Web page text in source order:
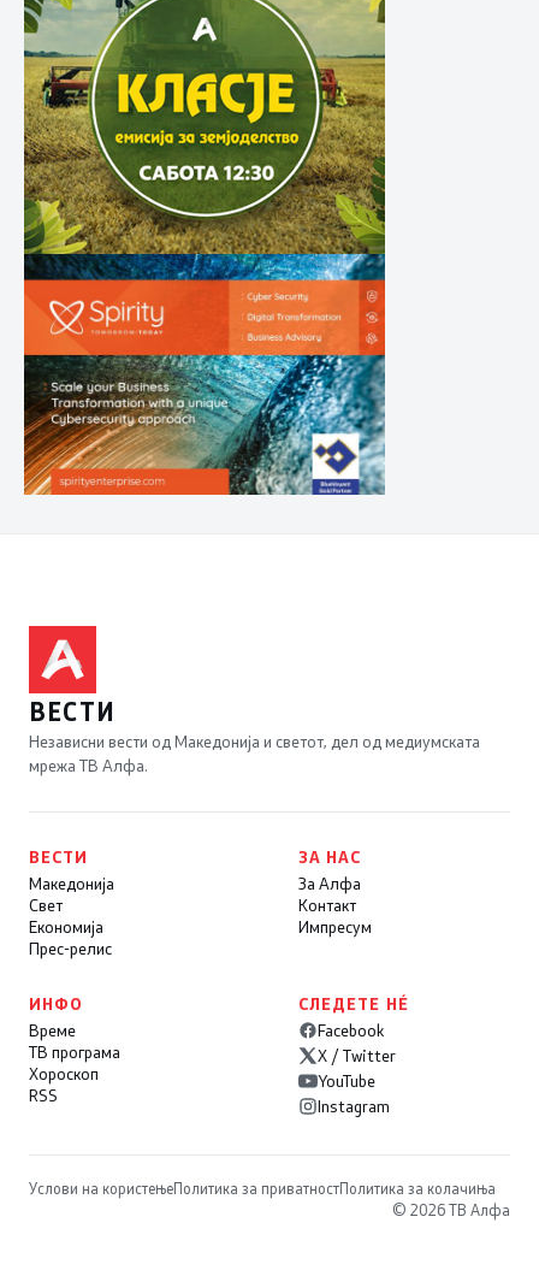
ВЕСТИ
Независни вести од Македонија и светот, дел од медиумската
мрежа ТВ Алфа.
ВЕСТИ
Македонија
Свет
Економија
Прес-релис
ЗА НАС
За Алфа
Контакт
Импресум
ИНФО
Време
ТВ програма
Хороскоп
RSS
СЛЕДЕТЕ НÉ
Facebook
X / Twitter
YouTube
Instagram
Услови на користењеПолитика за приватностПолитика за колачиња
© 2026 ТВ Алфа